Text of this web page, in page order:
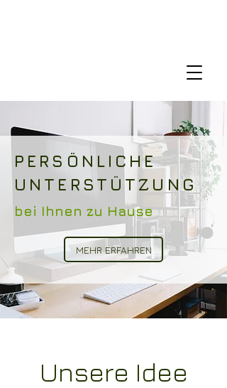
PERSÖNLICHE
UNTERSTÜTZUNG
bei Ihnen zu Hause
MEHR ERFAHREN
Unsere Idee